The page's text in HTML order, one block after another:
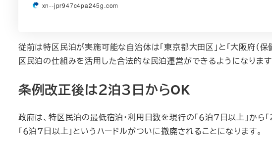
xn--jpr947c4pa245g.com
従前は特区民泊が実施可能な自治体は「東京都大田区」と「大阪府（
区民泊の仕組みを活用した合法的な民泊運営ができるようになります
条例改正後は２泊３日からOK
政府は、特区民泊の最低宿泊・利用日数を現行の「６泊７日以上」か
「６泊７日以上」というハードルがついに撤廃されることになります。